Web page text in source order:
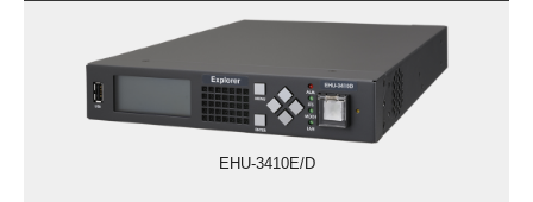
EHU-3410E/D